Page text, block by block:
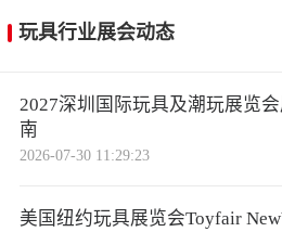
玩具行业展会动态
2027深圳国际玩具及潮玩展览
南
2026-07-30 11:29:23
美国纽约玩具展览会Toyfair